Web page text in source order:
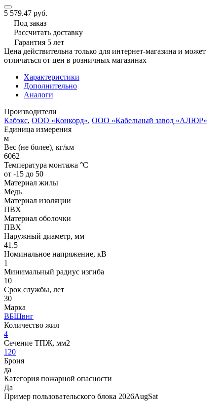
5 579.47 руб.
Под заказ
Рассчитать доставку
Гарантия 5 лет
Цена действительна только для интернет-магазина и может
отличаться от цен в розничных магазинах
Характеристики
Дополнительно
Аналоги
Производители
Кабэкс, ООО «Конкорд», ООО «Кабельный завод «АЛЮР»
Единица измерения
м
Вес (не более), кг/км
6062
Температура монтажа °C
от -15 до 50
Материал жилы
Медь
Материал изоляции
ПВХ
Материал оболочки
ПВХ
Наружный диаметр, мм
41.5
Номинальное напряжение, кВ
1
Минимальный радиус изгиба
10
Срок службы, лет
30
Марка
ВБШвнг
Количество жил
4
Сечение ТПЖ, мм2
120
Броня
да
Категория пожарной опасности
Да
Пример пользовательского блока 2026AugSat